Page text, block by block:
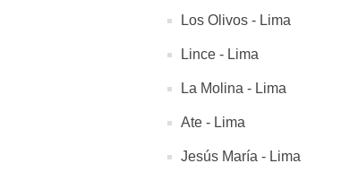
Los Olivos - Lima
Lince - Lima
La Molina - Lima
Ate - Lima
Jesús María - Lima